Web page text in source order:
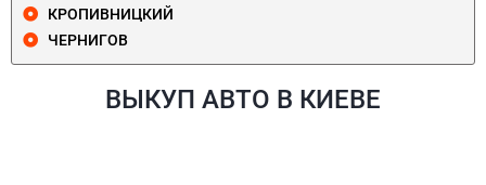
КРОПИВНИЦКИЙ
ЧЕРНИГОВ
ВЫКУП АВТО В КИЕВЕ